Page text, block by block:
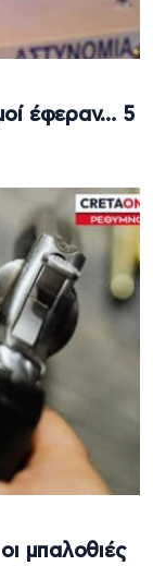
έφεραν… 5
μπαλοθιές